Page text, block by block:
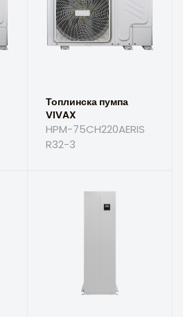
Топлинска пумпа
VIVAX
HPM-75CH220AERIS
R32-3